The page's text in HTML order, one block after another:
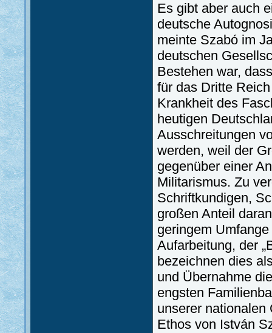
Es gibt aber auch
deutsche
meinte Szabó im
deutschen
Bestehen war,
für das Dritte
Krankheit des
heutigen
Ausschreitungen
werden, weil der
gegenüber einer
Militarismus. Zu
Schriftkundigen,
großen Anteil
geringem
Aufarbeitung, der
bezeichnen dies
und Übernahme
engsten
unserer nationalen
Ethos von István